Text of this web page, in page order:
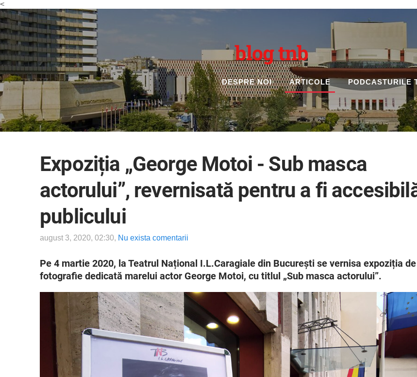
<
blog tnb
DESPRE NOI ARTICOLE PODCASTURILE
Expoziția „George Motoi - Sub masca
actorului”, revernisată pentru a fi
publicului
august 3, 2020, 02:30, Nu exista comentarii
Pe 4 martie 2020, la Teatrul Național I.L.Caragiale din București se vernisa expoziția de
fotografie dedicată marelui actor George Motoi, cu titlul „Sub masca actorului”.